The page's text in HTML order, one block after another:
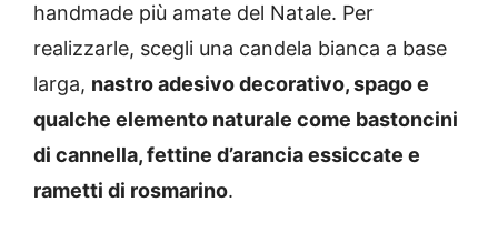
handmade più amate del Natale. Per
realizzarle, scegli una candela bianca a base
larga, nastro adesivo decorativo, spago e
qualche elemento naturale come bastoncini
di cannella, fettine d’arancia essiccate e
rametti di rosmarino.